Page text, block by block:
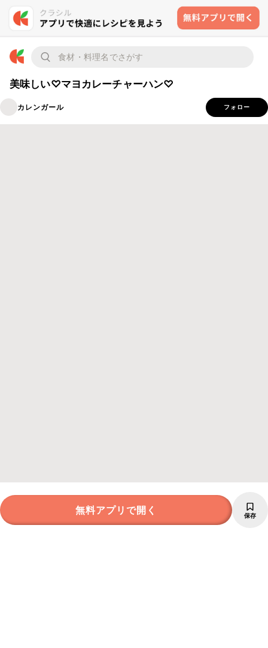
美味しい♡マヨカレーチャーハン♡
カレンガール フォロー
無料アプリで開く 保存